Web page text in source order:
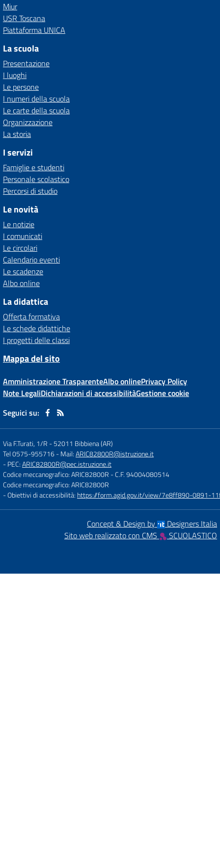
Miur
USR Toscana
Piattaforma UNICA
La scuola
Presentazione
I luoghi
Le persone
I numeri della scuola
Le carte della scuola
Organizzazione
La storia
I servizi
Famiglie e studenti
Personale scolastico
Percorsi di studio
Le novità
Le notizie
I comunicati
Le circolari
Calendario eventi
Le scadenze
Albo online
La didattica
Offerta formativa
Le schede didattiche
I progetti delle classi
Mappa del sito
Amministrazione TrasparenteAlbo onlinePrivacy Policy
Note LegaliDichiarazioni di accessibilitàGestione cookie
Seguici su:
Via F.Turati, 1/R -52011 Bibbiena (AR)
Tel 0575-955716- Mail:ARIC82800R@istruzione.it
- PEC:ARIC82800R@pec.istruzione.it
Codice meccanografico: ARIC82800R - C.F. 94004080514
Codice meccanografico: ARIC82800R
- Obiettivi di accessibilità: https://form.agid.gov.it/view/7e8ff890-0891-
Concept & Design by
Designers Italia
Sito web realizzato con CMS
SCUOLASTICO